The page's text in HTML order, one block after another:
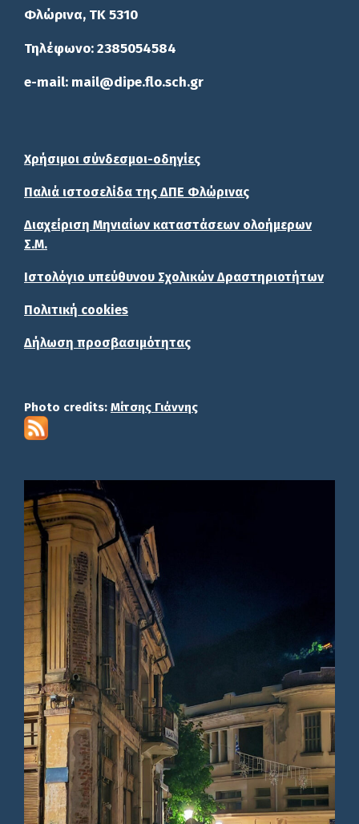
Φλώρινα, ΤΚ 5310
Τηλέφωνο: 2385054584
e-mail: mail@dipe.flo.sch.gr
Χρήσιμοι σύνδεσμοι-οδηγίες
Παλιά ιστοσελίδα της ΔΠΕ Φλώρινας
Διαχείριση Μηνιαίων καταστάσεων ολοήμερων
Σ.Μ.
Ιστολόγιο υπεύθυνου Σχολικών Δραστηριοτήτων
Πολιτική cookies
Δήλωση προσβασιμότητας
Photo credits: Μίτσης Γιάννης